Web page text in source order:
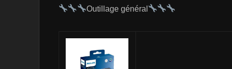
Outillage général